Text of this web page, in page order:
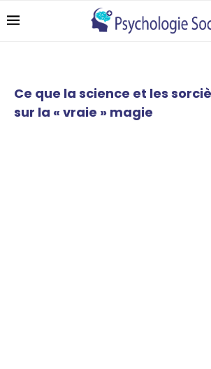
Ce que la science et les
sur la « vraie » magie